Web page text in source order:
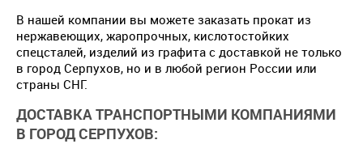
В нашей компании вы можете заказать прокат из
нержавеющих, жаропрочных, кислотостойких
спецсталей, изделий из графита с доставкой не только
в город Серпухов, но и в любой регион России или
страны СНГ.
ДОСТАВКА ТРАНСПОРТНЫМИ КОМПАНИЯМИ
В ГОРОД СЕРПУХОВ: